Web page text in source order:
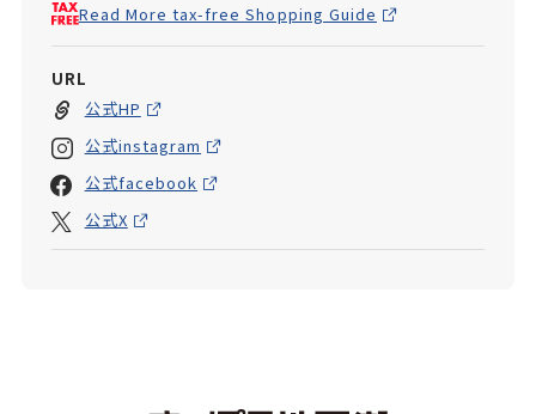
Read More tax-free Shopping Guide
URL
公式HP
公式instagram
公式facebook
公式X